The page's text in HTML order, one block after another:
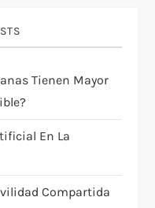
Tienen Mayor
En La
Compartida